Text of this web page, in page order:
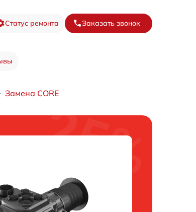
Статус ремонта Заказать звонок
Замена CORE